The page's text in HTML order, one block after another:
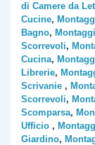
di Camere da
Cucine,
Bagno,
Scorrevoli,
Cucina,
Librerie,
Scrivanie ,
Scorrevoli,
Scomparsa,
Ufficio ,
Giardino,